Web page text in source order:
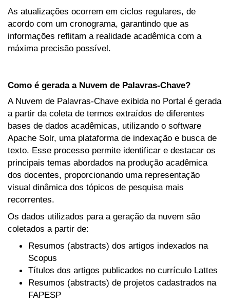
As atualizações ocorrem em ciclos regulares, de
acordo com um cronograma, garantindo que as
informações reflitam a realidade acadêmica com a
máxima precisão possível.
Como é gerada a Nuvem de Palavras-Chave?
A Nuvem de Palavras-Chave exibida no Portal é gerada
a partir da coleta de termos extraídos de diferentes
bases de dados acadêmicas, utilizando o software
Apache Solr, uma plataforma de indexação e busca de
texto. Esse processo permite identificar e destacar os
principais temas abordados na produção acadêmica
dos docentes, proporcionando uma representação
visual dinâmica dos tópicos de pesquisa mais
recorrentes.
Os dados utilizados para a geração da nuvem são
coletados a partir de:
Resumos (abstracts) dos artigos indexados na
Scopus
Títulos dos artigos publicados no currículo Lattes
Resumos (abstracts) de projetos cadastrados na
FAPESP